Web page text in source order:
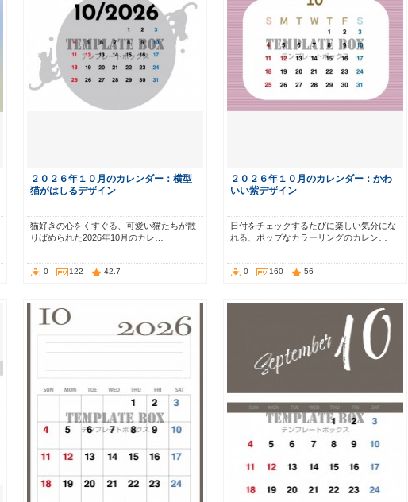
２０２６年１０月のカレンダー：横型
猫がはしるデザイン
猫好きの心をくすぐる、可愛い猫たちが散
りばめられた2026年10月のカレ…
0 122 42.7
２０２６年１０月のカレンダー：かわ
いい紫デザイン
日付をチェックするたびに楽しい気分にな
れる、ポップなカラーリングのカレン…
0 160 56